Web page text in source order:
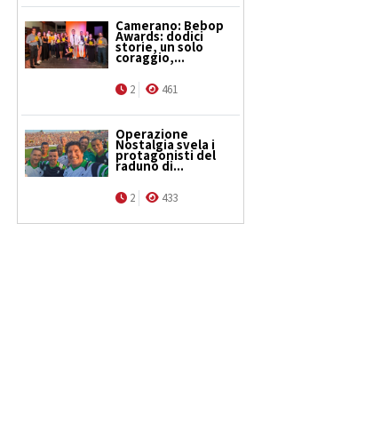
Camerano: Bebop
Awards: dodici
storie, un solo
coraggio,...
2 461
Operazione
Nostalgia svela i
protagonisti del
raduno di...
2 433